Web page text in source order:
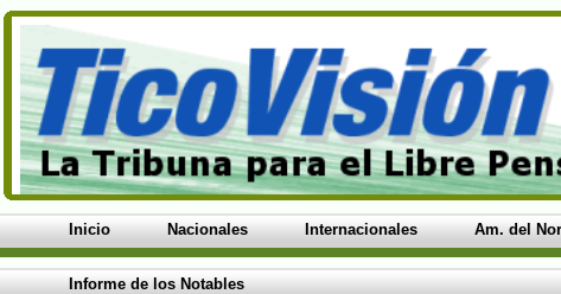
Inicio Nacionales Internacionales Am. del
Informe de los Notables